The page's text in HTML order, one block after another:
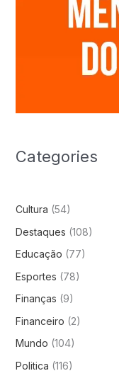
Categories
Cultura (54)
Destaques (108)
Educação (77)
Esportes (78)
Finanças (9)
Financeiro (2)
Mundo (104)
Politica (116)